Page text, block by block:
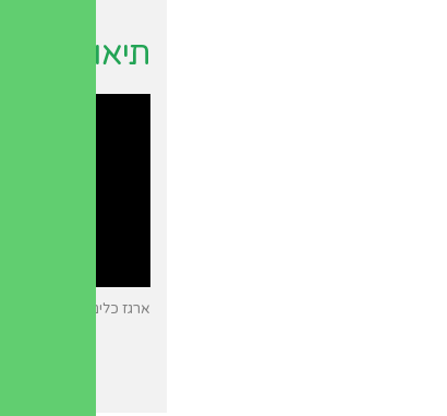
תיאור
ארגז כלים לגינה על גלגלים 4מוצרים ב-1